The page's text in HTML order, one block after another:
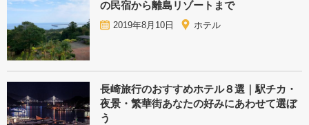
の民宿から離島リゾートまで
2019年8月10日 ホテル
長崎旅行のおすすめホテル８選｜駅チカ・
夜景・繁華街あなたの好みにあわせて選ぼ
う